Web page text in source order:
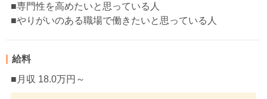
■専門性を高めたいと思っている人
■やりがいのある職場で働きたいと思っている人
給料
■月収 18.0万円～